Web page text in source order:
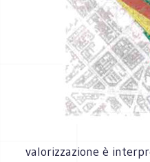
valorizzazione è